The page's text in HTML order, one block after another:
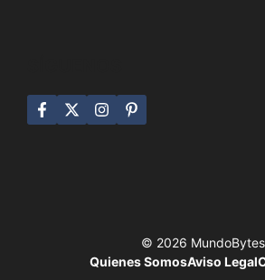
© 2026 MundoBytes
Quienes SomosAviso Legal